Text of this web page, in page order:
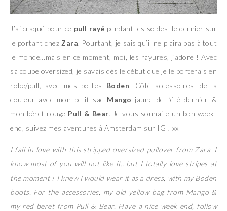
J’ai craqué pour ce pull rayé pendant les soldes, le dernier sur
le portant chez Zara. Pourtant, je sais qu’il ne plaira pas à tout
le monde…mais en ce moment, moi, les rayures, j’adore ! Avec
sa coupe oversized, je savais dès le début que je le porterais en
robe/pull, avec mes bottes Boden. Côté accessoires, de la
couleur avec mon petit sac Mango jaune de l’été dernier &
mon béret rouge Pull & Bear. Je vous souhaite un bon week-
end, suivez mes aventures à Amsterdam sur IG ! xx
I fall in love with this stripped oversized pullover from Zara. I
know most of you will not like it…but I totally love stripes at
the moment ! I knew I would wear it as a dress, with my Boden
boots. For the accessories, my old yellow bag from Mango &
my red beret from Pull & Bear. Have a nice week end, follow